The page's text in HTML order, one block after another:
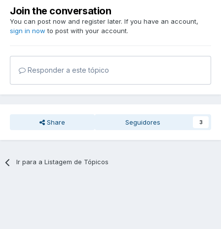
Join the conversation
You can post now and register later. If you have an account,
sign in now to post with your account.
Responder a este tópico
Share Seguidores 3
Ir para a Listagem de Tópicos